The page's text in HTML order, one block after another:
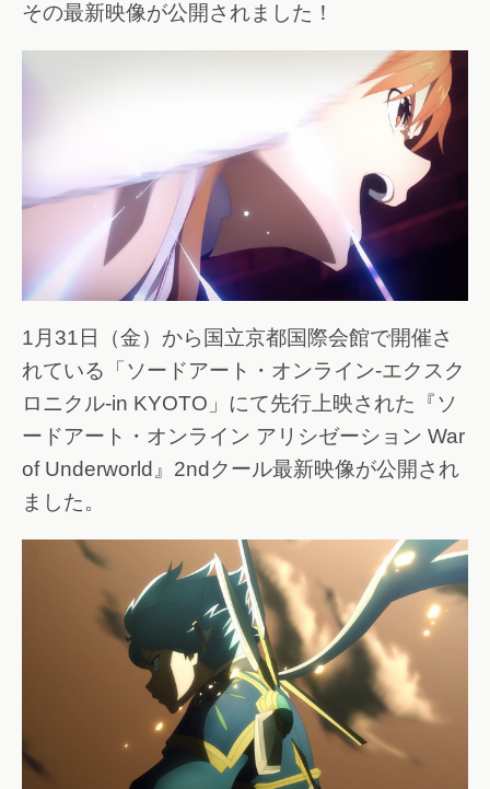
その最新映像が公開されました！
1月31日（金）から国立京都国際会館で開催さ
れている「ソードアート・オンライン-エクスク
ロニクル-in KYOTO」にて先行上映された『ソ
ードアート・オンライン アリシゼーション War
of Underworld』2ndクール最新映像が公開され
ました。